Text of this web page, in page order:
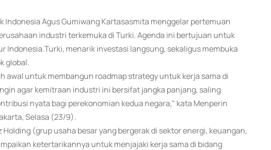
Agus Gumiwang Kartasasmita menggelar pertemuan
industri terkemuka di Turki. Agenda ini bertujuan untuk
menarik investasi langsung, sekaligus membuka
global.
awal untuk membangun roadmap strategy untuk kerja sama di
agar kemitraan industri ini bersifat jangka panjang, saling
nyata bagi perekonomian kedua negara," kata Menperin
Selasa (23/9).
(grup usaha besar yang bergerak di sektor energi, keuangan,
ketertarikannya untuk menjajaki kerja sama di bidang